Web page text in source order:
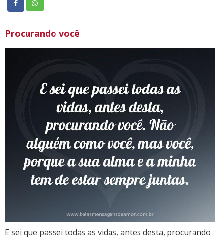
Procurando você
E sei que passei todas as vidas, antes desta, procurando